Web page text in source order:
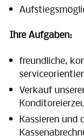
Ihre Aufgaben:
freundliche,
Verkauf
Kassieren und